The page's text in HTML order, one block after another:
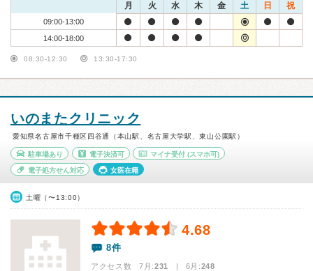
月 火 水 木 金 土 日 祝
09:00-13:00
14:00-18:00
08:30-12:30 13:30-17:30
いのまたクリニック
愛知県名古屋市千種区四谷通（本山駅、名古屋大学駅、東山公園駅）
駐車場あり 電子決済可 マイナ受付 (スマホ可)
電子処方せん対応 女医在籍
土曜（〜13:00）
4.68
8件
アクセス数 7月:231 | 6月:248